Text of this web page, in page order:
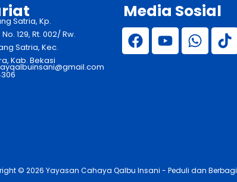
Satria, Kp.
129, Rt. 002/ Rw.
Satria, Kec.
Kab. Bekasi
Media Sosial
© 2026 Yayasan Cahaya Qalbu Insani - Peduli dan Berbagi